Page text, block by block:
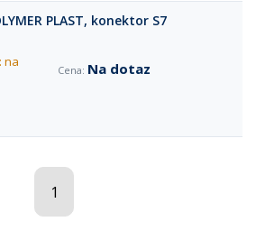
PLAST, konektor S7
na
Na dotaz
1